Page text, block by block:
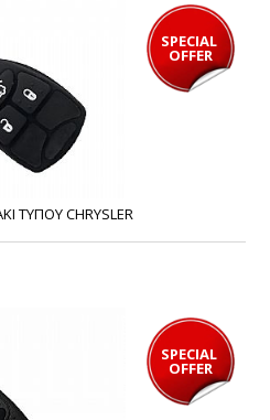
SPECIAL
OFFER
ΤΥΠΟΥ CHRYSLER
SPECIAL
OFFER